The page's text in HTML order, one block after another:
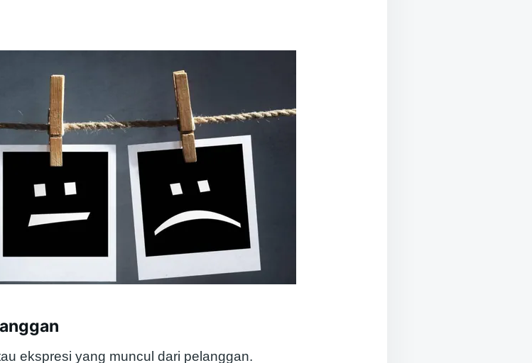
ekspresi yang muncul dari pelanggan.